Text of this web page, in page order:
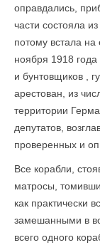
оправдались,
части состояла
потому встала
ноября 1918 года
и бунтовщиков ,
арестован, из
территории
депутатов,
проверенных и
Все корабли,
матросы,
как практически
замешанными в
всего одного